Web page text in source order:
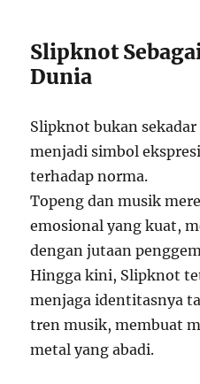
Slipknot
Dunia
Slipknot bukan
menjadi simbol
terhadap norma.
Topeng dan musik
emosional yang kuat,
dengan jutaan
Hingga kini, Slipknot
menjaga identitasnya
tren musik, membuat
metal yang abadi.